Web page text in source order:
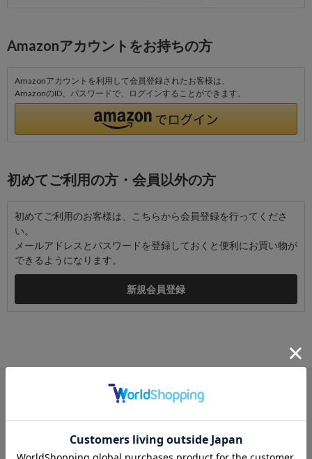
Amazonアカウントをお持ちの方
Amazonアカウントを利用して会員登録されたお客様は、
AmazonのID、パスワードで、ログインすることができます。
初めてご利用の方・会員以外の方
初めてご利用のお客様は、こちらから会員登録を行ってくださ
い。
メールアドレスとパスワードを登録しておくと便利にお買い物が
できるようになります。